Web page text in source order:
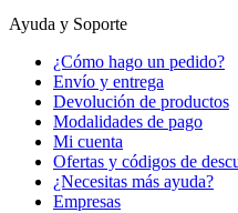
Ayuda y Soporte
¿Cómo hago un pedido?
Envío y entrega
Devolución de productos
Modalidades de pago
Mi cuenta
Ofertas y códigos de
¿Necesitas más ayuda?
Empresas